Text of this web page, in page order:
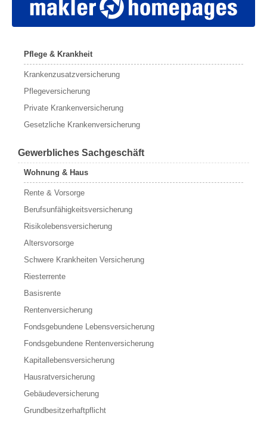
Pflege & Krankheit
Krankenzusatzversicherung
Pflegeversicherung
Private Krankenversicherung
Gesetzliche Krankenversicherung
Gewerbliches Sachgeschäft
Wohnung & Haus
Rente & Vorsorge
Berufs­unfähigkeitsversicherung
Risikolebensversicherung
Altersvorsorge
Schwere Krankheiten Versicherung
Riesterrente
Basisrente
Rentenversicherung
Fondsgebundene Lebensversicherung
Fondsgebundene Rentenversicherung
Kapitallebensversicherung
Hausratversicherung
Gebäudeversicherung
Grundbesitzerhaftpflicht